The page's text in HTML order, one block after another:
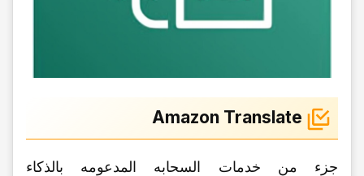
Amazon Translate
جزء من خدمات السحابه المدعومه بالذکاء